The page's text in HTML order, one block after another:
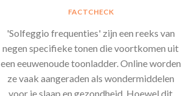
FACTCHECK
'Solfeggio frequenties' zijn een reeks van
negen specifieke tonen die voortkomen uit
een eeuwenoude toonladder. Online worden
ze vaak aangeraden als wondermiddelen
voor je slaap en gezondheid. Hoewel dit